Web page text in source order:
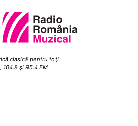
clasică pentru toţi
104.8 şi 95.4 FM